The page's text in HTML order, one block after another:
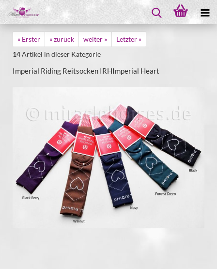
« Erster « zurück weiter »
Letzter »
14Artikel in dieser Kategorie
Imperial Riding Reitsocken IRHImperial Heart